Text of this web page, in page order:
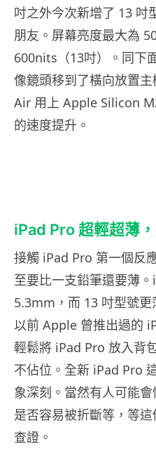
吋之外今次新增了 13 吋
朋友。屏幕亮度最大為
600nits（13吋）。同下
像鏡頭移到了橫向放置
Air 用上 Apple Silicon
的速度提升。
iPad Pro 超輕超薄
接觸 iPad Pro 第一個反
至要比一支鉛筆還要薄
5.3mm，而 13 吋型號
以前 Apple 曾推出過的
輕鬆將 iPad Pro 放入背
不佔位。全新 iPad Pro
象深刻。當然有人可能
是否容易被折斷等，等
查證。